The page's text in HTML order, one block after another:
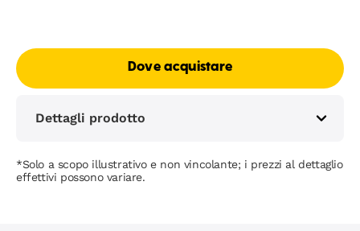
Dove acquistare
Dettagli prodotto
*Solo a scopo illustrativo e non vincolante; i prezzi al dettaglio
effettivi possono variare.